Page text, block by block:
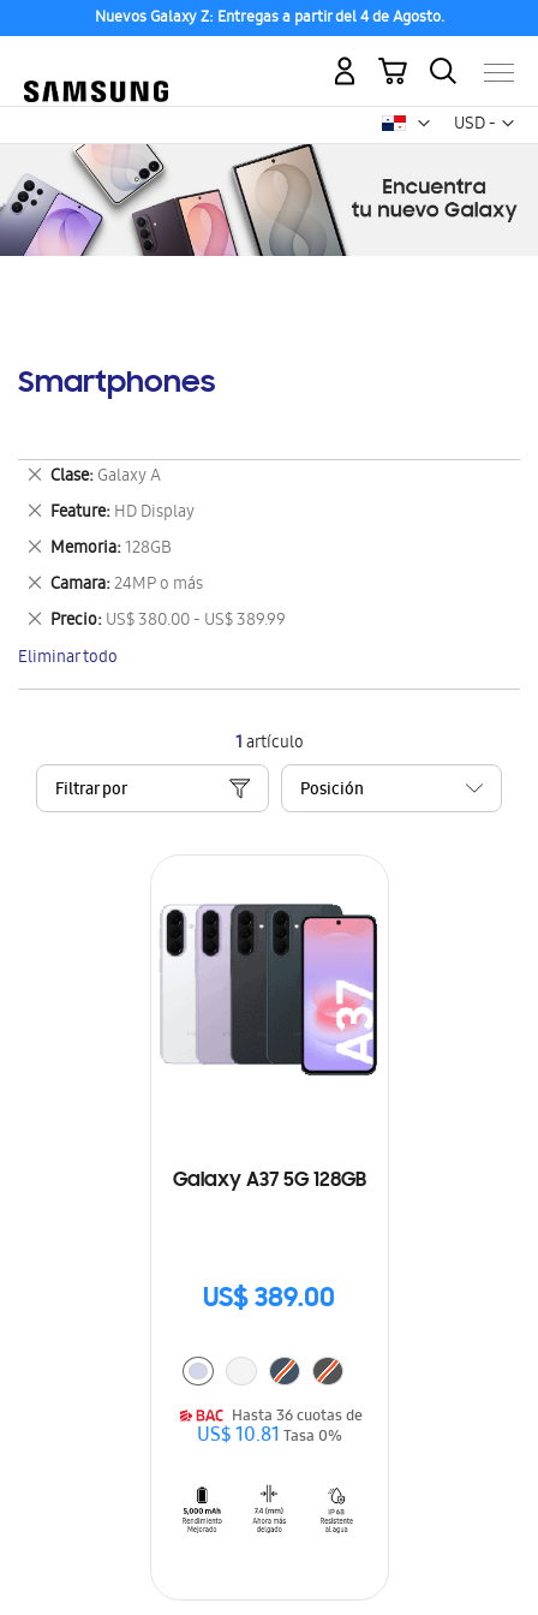
Nuevos Galaxy Z: Entregas a partir del 4 de Agosto.
USD -
dólar
Mi carrito
Smartphones
1artículo
Filtrar por
Galaxy A37 5G 128GB
US$ 389.00
Hasta 36 cuotas de
US$ 10.81 Tasa 0%
Clase Galaxy A
Eliminar
este
artículo
Feature HD Display
Eliminar
este
artículo
Memoria 128GB
Eliminar
este
artículo
Camara 24MP o más
Eliminar
este
artículo
Precio US$ 380.00 - US$ 389.99
Eliminar
este
artículo
Eliminar todo